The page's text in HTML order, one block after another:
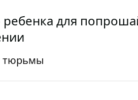
ребенка для
тюрьмы